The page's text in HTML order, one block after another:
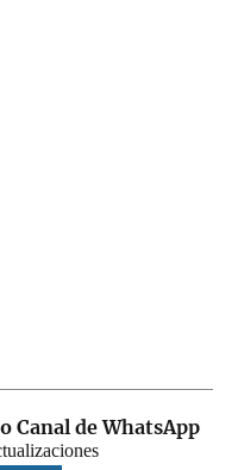
Canal de WhatsApp